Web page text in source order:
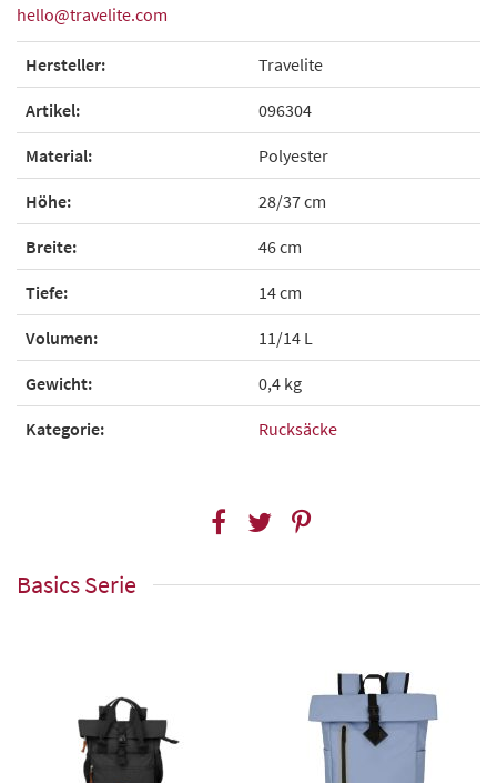
hello@travelite.com
Hersteller: Travelite
Artikel: 096304
Material: Polyester
Höhe: 28/37 cm
Breite: 46 cm
Tiefe: 14 cm
Volumen: 11/14 L
Gewicht: 0,4 kg
Kategorie: Rucksäcke
Basics Serie